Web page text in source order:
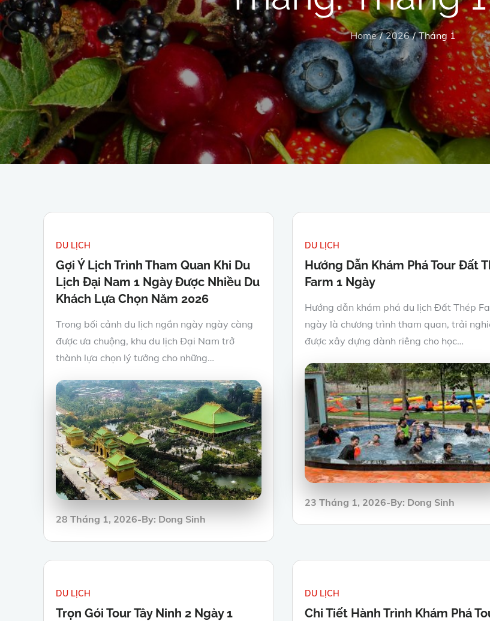
Home 2026 Tháng 1
DU LỊCH
Gợi Ý Lịch Trình Tham Quan Khi Du
Lịch Đại Nam 1 Ngày Được Nhiều Du
Khách Lựa Chọn Năm 2026
Trong bối cảnh du lịch ngắn ngày ngày càng
được ưa chuộng, khu du lịch Đại Nam trở
thành lựa chọn lý tưởng cho những…
Posted
28 Tháng 1, 2026 By: Dong Sinh
DU LỊCH
Hướng Dẫn Khám Phá Tour Đất
Farm 1 Ngày
Hướng dẫn khám phá du lịch Đất Thép
ngày là chương trình tham quan, trải
được xây dựng dành riêng cho học…
Posted
23 Tháng 1, 2026 By: Dong Sinh
DU LỊCH
Trọn Gói Tour Tây Ninh 2 Ngày 1
DU LỊCH
Chi Tiết Hành Trình Khám Phá